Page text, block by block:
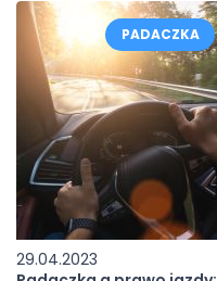
29.04.2023
PADACZKA